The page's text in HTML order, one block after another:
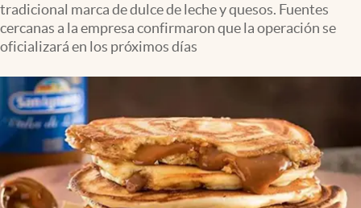
Apertura
Infotechnology
Clase
Clima
Mundial 2026
Eventos Corporativos
El Cronista Studio
tradicional marca de dulce de leche y quesos. Fuentes
cercanas a la empresa confirmaron que la operación se
oficializará en los próximos días